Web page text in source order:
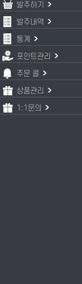
발주하기
발주내역
통계
포인트관리
주문 콜
상품관리
1:1문의